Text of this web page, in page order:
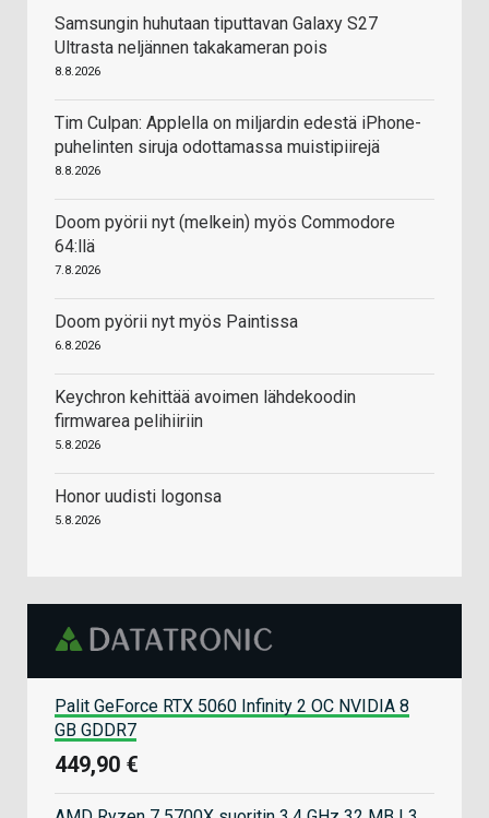
Samsungin huhutaan tiputtavan Galaxy S27
Ultrasta neljännen takakameran pois
8.8.2026
Tim Culpan: Applella on miljardin edestä iPhone-
puhelinten siruja odottamassa muistipiirejä
8.8.2026
Doom pyörii nyt (melkein) myös Commodore
64:llä
7.8.2026
Doom pyörii nyt myös Paintissa
6.8.2026
Keychron kehittää avoimen lähdekoodin
firmwarea pelihiiriin
5.8.2026
Honor uudisti logonsa
5.8.2026
Palit GeForce RTX 5060 Infinity 2 OC NVIDIA 8
GB GDDR7
449,90 €